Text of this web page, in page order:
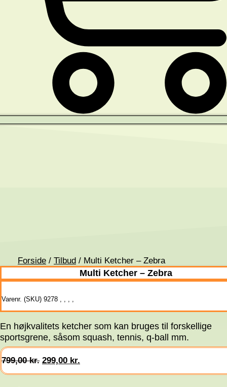
Forside / Tilbud / Multi Ketcher – Zebra
Multi Ketcher – Zebra
Varenr. (SKU) 9278 , , , ,
En højkvalitets ketcher som kan bruges til forskellige
sportsgrene, såsom squash, tennis, q-ball mm.
799,00kr. Den
pris
299,00 kr.
pris